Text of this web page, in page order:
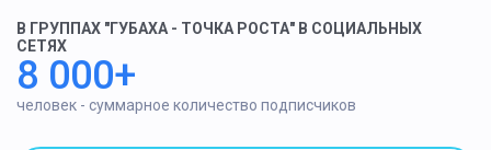
В ГРУППАХ "ГУБАХА - ТОЧКА РОСТА" В СОЦИАЛЬНЫХ
СЕТЯХ
8 000+
человек - суммарное количество подписчиков